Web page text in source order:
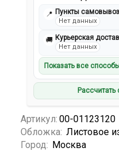
📍 Пункты
Нет данных
🚚 Курьерская
Нет данных
Показать все
Рассчитать
Артикул: 00-01123120
Обложка: Листовое
Город: Москва